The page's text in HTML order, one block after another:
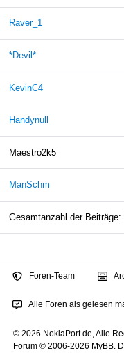
Raver_1
*Devil*
KevinC4
Handynull
Maestro2k5
ManSchm
Gesamtanzahl der Beiträge:
Foren-Team
Alle Foren als gelesen
© 2026 NokiaPort.de, Alle
Forum © 2006-2026 MyBB